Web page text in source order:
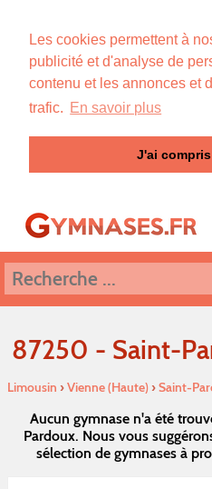
Les cookies permettent à
publicité et d'analyse de
contenu et les annonces et
trafic. En savoir plus
J'ai compris
87250 - Saint-
Limousin ›Vienne (Haute)›Saint-
Aucun gymnase n'a été
Pardoux. Nous vous
sélection de gymnases à